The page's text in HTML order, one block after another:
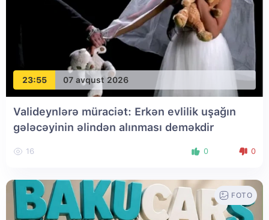
23:55 07 avqust 2026
Valideynlərə müraciət: Erkən evlilik uşağın
gələcəyinin əlindən alınması deməkdir
16 0 0
FOTO